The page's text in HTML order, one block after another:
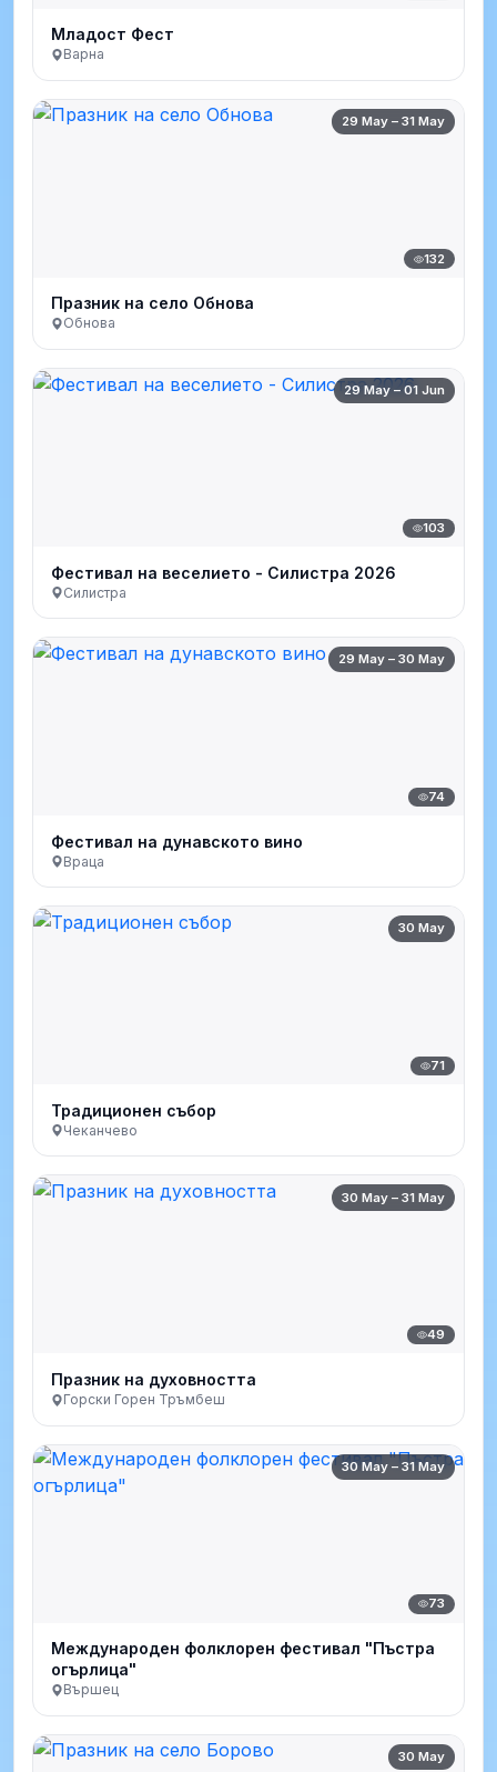
Младост Фест
Варна
29 May – 31 May
132
Празник на село Обнова
Обнова
29 May – 01 Jun
103
Фестивал на веселието - Силистра 2026
Силистра
29 May – 30 May
74
Фестивал на дунавското вино
Враца
30 May
71
Традиционен събор
Чеканчево
30 May – 31 May
49
Празник на духовността
Горски Горен Тръмбеш
30 May – 31 May
73
Международен фолклорен фестивал "Пъстра
огърлица"
Вършец
30 May